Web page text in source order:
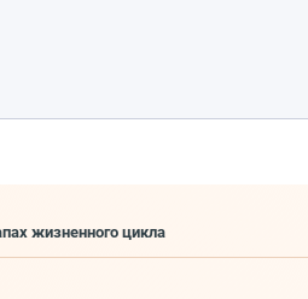
жизненного цикла